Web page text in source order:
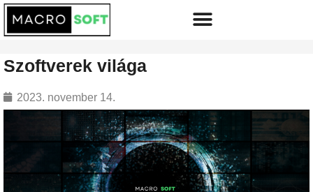
Szoftverek világa
2023. november 14.